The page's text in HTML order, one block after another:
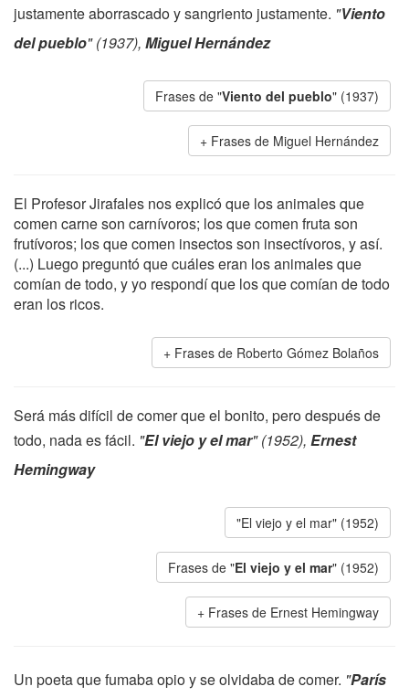
justamente aborrascado y sangriento justamente. "Viento
del pueblo" (1937), Miguel Hernández
Frases de "Viento del pueblo" (1937)
Frases de Miguel Hernández
El Profesor Jirafales nos explicó que los animales que
comen carne son carnívoros; los que comen fruta son
frutívoros; los que comen insectos son insectívoros, y así.
(...) Luego preguntó que cuáles eran los animales que
comían de todo, y yo respondí que los que comían de todo
eran los ricos.
Frases de Roberto Gómez Bolaños
Será más difícil de comer que el bonito, pero después de
todo, nada es fácil. "El viejo y el mar" (1952), Ernest
Hemingway
"El viejo y el mar" (1952)
Frases de "El viejo y el mar" (1952)
Frases de Ernest Hemingway
Un poeta que fumaba opio y se olvidaba de comer. "París